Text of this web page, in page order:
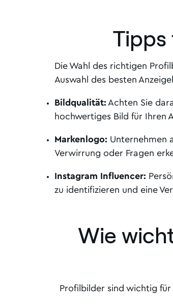
Die Wahl des richtigen
Auswahl des besten
Bildqualität: Achten Sie
hochwertiges Bild für Ihren
Markenlogo: Unternehmen
Verwirrung oder Fragen
Instagram Influencer:
zu identifizieren und eine
Wie
Profilbilder sind wichtig für